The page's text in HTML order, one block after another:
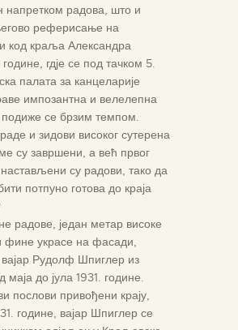
напретком радова, што и
реферисање на
код краља Александра
гдје се под тачком 5.
палата за канцеларије
импозантна и велелепна
подиже се брзим темпом.
и зидови високог сутерена
су завршени, а већ првог
су радови, тако да
потпуно готова до краја
радове, један метар високе
фине украсе на фасади,
вајар Рудолф Шпиглер из
маја до јула 1931. године.
послови привођени крају,
године, вајар Шпиглер се